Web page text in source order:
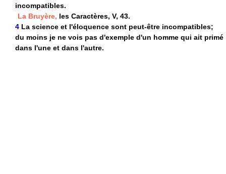
incompatibles.
La Bruyère, les Caractères, V, 43.
4 La science et l'éloquence sont peut-être incompatibles;
du moins je ne vois pas d'exemple d'un homme qui ait primé
dans l'une et dans l'autre.